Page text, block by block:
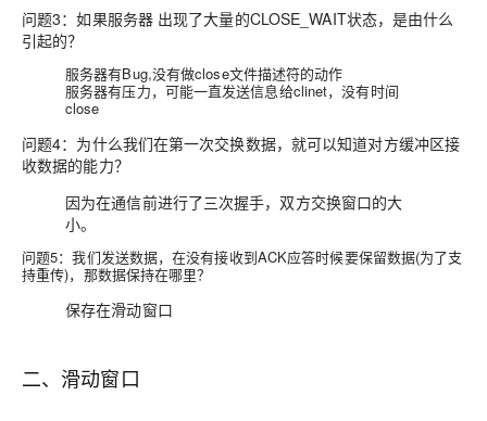
问题3：如果服务器 出现了大量的CLOSE_WAIT状态，是由什么
引起的？
服务器有Bug,没有做close文件描述符的动作
服务器有压力，可能一直发送信息给clinet，没有时间
close
问题4： 为什么我们在第一次交换数据，就可以知道对方缓冲区接
收数据的能力？
因为在通信前进行了三次握手，双方交换窗口的大
小。
问题5：我们发送数据，在没有接收到ACK应答时候要保留数据(为了支
持重传)，那数据保持在哪里？
保存在滑动窗口
二、滑动窗口